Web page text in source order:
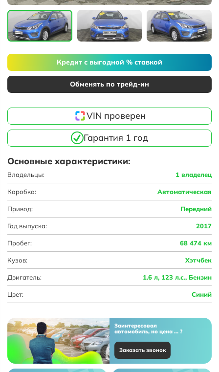
Кредит с выгодной % ставкой
Обменять по трейд-ин
VIN проверен
Гарантия 1 год
Основные характеристики:
Владельцы: 1 владелец
Коробка: Автоматическая
Привод: Передний
Год выпуска: 2017
Пробег: 68 474 км
Кузов: Хэтчбек
Двигатель: 1.6 л, 123 л.с., Бензин
Цвет: Синий
Заинтересовал
автомобиль, но цена ... ?
Заказать звонок